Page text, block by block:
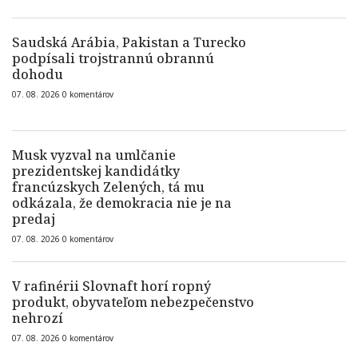
Saudská Arábia, Pakistan a Turecko
podpísali trojstrannú obrannú
dohodu
07. 08. 2026 0 komentárov
Musk vyzval na umlčanie
prezidentskej kandidátky
francúzskych Zelených, tá mu
odkázala, že demokracia nie je na
predaj
07. 08. 2026 0 komentárov
V rafinérii Slovnaft horí ropný
produkt, obyvateľom nebezpečenstvo
nehrozí
07. 08. 2026 0 komentárov